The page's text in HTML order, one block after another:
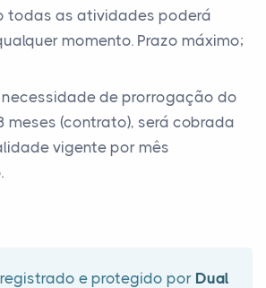
todas as atividades poderá
momento. Prazo máximo;
de prorrogação do
meses (contrato), será cobrada
vigente por mês
e protegido por Dual